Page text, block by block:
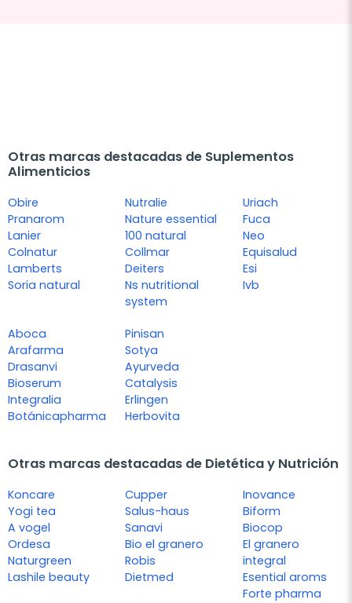
Otras marcas destacadas de Suplementos
Alimenticios
Obire
Pranarom
Lanier
Colnatur
Lamberts
Soria natural
Nutralie
Nature essential
100 natural
Collmar
Deiters
Ns nutritional
system
Uriach
Fuca
Neo
Equisalud
Esi
Ivb
Aboca
Arafarma
Drasanvi
Bioserum
Integralia
Botánicapharma
Pinisan
Sotya
Ayurveda
Catalysis
Erlingen
Herbovita
Otras marcas destacadas de Dietética y Nutrición
Koncare
Yogi tea
A vogel
Ordesa
Naturgreen
Lashile beauty
Cupper
Salus-haus
Sanavi
Bio el granero
Robis
Dietmed
Inovance
Biform
Biocop
El granero
integral
Esential aroms
Forte pharma